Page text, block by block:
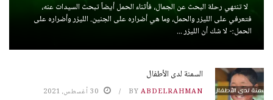
لا تنتهي رحلة البحث عن الجمال، فأثناء الحمل أيضاً تبحث السيدات عنه،
فتعرفي على الليزر والحمل، وما هي أضراره على الجنين. الليزر وأضراره على
الحمل:- لا شك أن الليزر ...
السمنة لدى الأطفال
BY ABDELRAHMAN 30 أغسطس، 2021